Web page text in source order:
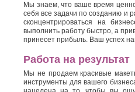
Мы знаем, что ваше время
себя все задачи по созданию и
сконцентрироваться на
выполнить работу быстро, а
принесет прибыль. Ваш успех
Работа на результат
Мы не продаем красивые
инструменты для вашего